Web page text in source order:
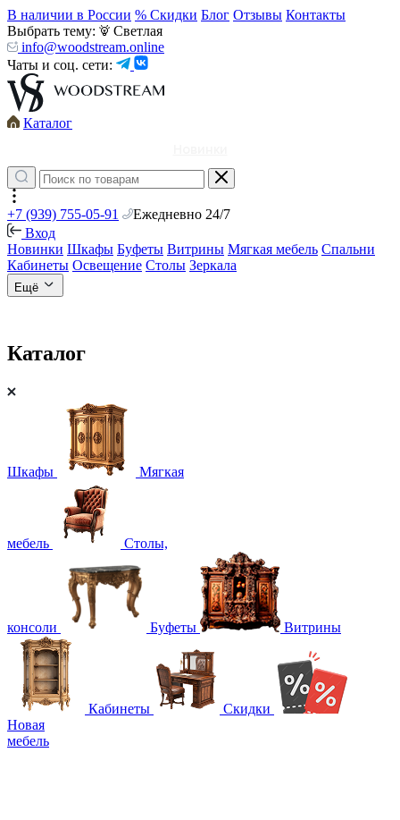
В наличии в России % Скидки Блог Отзывы Контакты
Выбрать тему:
Светлая
info@woodstream.online
Чаты и соц. сети:
Каталог
+7 (939) 755-05-91
Ежедневно 24/7
Вход
Новинки Шкафы Буфеты Витрины Мягкая мебель Спальни
Кабинеты Освещение Столы Зеркала
Ещё
Каталог
Шкафы Мягкая
мебель Столы,
консоли Буфеты Витрины
Кабинеты
Скидки
Новая
мебель